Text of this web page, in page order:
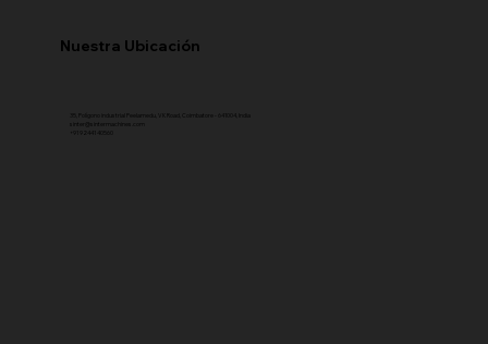
Nuestra Ubicación
+91 92441 40560